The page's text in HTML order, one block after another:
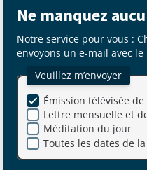
Ne manquez
Notre service pour vous :
envoyons un e-mail avec
Veuillez m’envoyer
Lettre mensuelle et
Méditation du jour
Émission télévisée de
Toutes les dates de